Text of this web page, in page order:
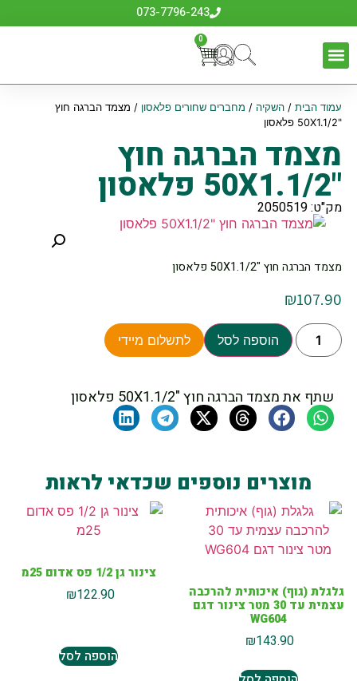
073-7796-243
0
עמוד הבית/ השקיה / מחברים שחורים פלאסון / מצמד הברגה חוץ
"50X1.1/2 פלאסון
מצמד הברגה חוץ
"50X1.1/2 פלאסון
מק"ט: 2050519
מצמד הברגה חוץ "50X1.1/2 פלאסון
₪107.90
הוספה לסל לתשלום מיידי
שתף את מצמד הברגה חוץ "50X1.1/2 פלאסון
מוצרים נוספים שכדאי לראות
גלגלת (גוף) איכותית להרכבה
עצמית עד 30 מטר צינור דגם
WG604
₪143.90
צינור גן 1/2 פס אדום 25מ
₪122.90
הוספה לסל